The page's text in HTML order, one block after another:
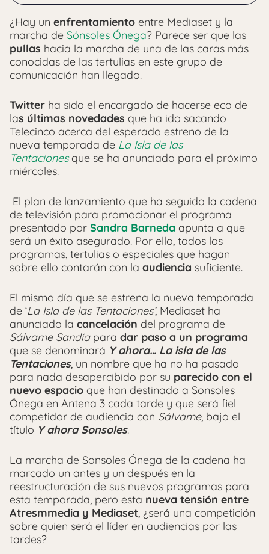
¿Hay un enfrentamiento entre Mediaset y la
marcha de Sónsoles Ónega? Parece ser que las
pullas hacia la marcha de una de las caras más
conocidas de las tertulias en este grupo de
comunicación han llegado.
Twitter ha sido el encargado de hacerse eco de
las últimas novedades que ha ido sacando
Telecinco acerca del esperado estreno de la
nueva temporada de La Isla de las
Tentacionesque se ha anunciado para el próximo
miércoles.
El plan de lanzamiento que ha seguido la cadena
de televisión para promocionar el programa
presentado por Sandra Barneda apunta a que
será un éxito asegurado. Por ello, todos los
programas, tertulias o especiales que hagan
sobre ello contarán con la audiencia suficiente.
El mismo día que se estrena la nueva temporada
de ‘La Isla de las Tentaciones’, Mediaset ha
anunciado la cancelación del programa de
Sálvame Sandíapara dar paso a un programa
que se denominará Y ahora… La isla de las
Tentaciones, un nombre que ha no ha pasado
para nada desapercibido por su parecido con el
nuevo espacio que han destinado a Sonsoles
Ónega en Antena 3 cada tarde y que será fiel
competidor de audiencia con Sálvame, bajo el
título Y ahora Sonsoles.
La marcha de Sonsoles Ónega de la cadena ha
marcado un antes y un después en la
reestructuración de sus nuevos programas para
esta temporada, pero esta nueva tensión entre
Atresmmedia y Mediaset, ¿será una competición
sobre quien será el líder en audiencias por las
tardes?